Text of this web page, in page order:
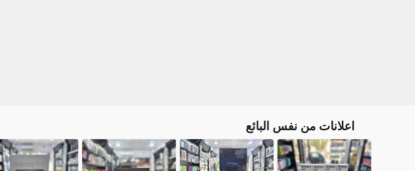
اعلانات من نفس البائع